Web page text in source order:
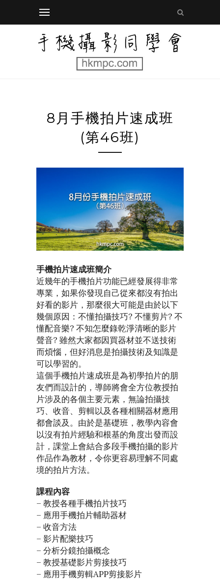
8月手機拍片速成班
(第46班)
手機拍片速成班簡介
近幾年的手機拍片功能已經發展得非常
專業，如果你發現自己從來都沒有拍出
好看的影片，那麼很大可能是由於以下
幾個原因：不懂拍攝技巧? 不懂剪片? 不
懂配音樂? 不知怎麼錄乾淨清晰的影片
聲音? 雖然大家都因買器材並不送技術
而煩惱，但好消息是拍攝技術及知識是
可以學習的。
這個手機拍片速成班是為初學拍片的朋
友們而設計的，導師將會全方位教授拍
片涉及的各個主要元素，無論拍攝技
巧、收音、剪輯以及各種相關器材應用
都會談及。由於是基礎班，教學內容會
以沒有拍片經驗和根基的角度出發而設
計，課堂上會結合多段手機拍攝的影片
作品作為教材，令你更容易理解不同處
境的拍片方法。
課程內容
– 教授各種手機拍片技巧
– 應用手機拍片輔助器材
– 收音方法
– 影片配樂技巧
– 分析分鏡拍攝概念
– 教授基礎影片剪接技巧
– 應用手機剪輯APP剪接影片